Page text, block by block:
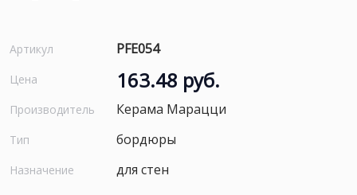
Артикул PFE054
Цена 163.48 руб.
Производитель Керама Марацци
Тип бордюры
Назначение для стен